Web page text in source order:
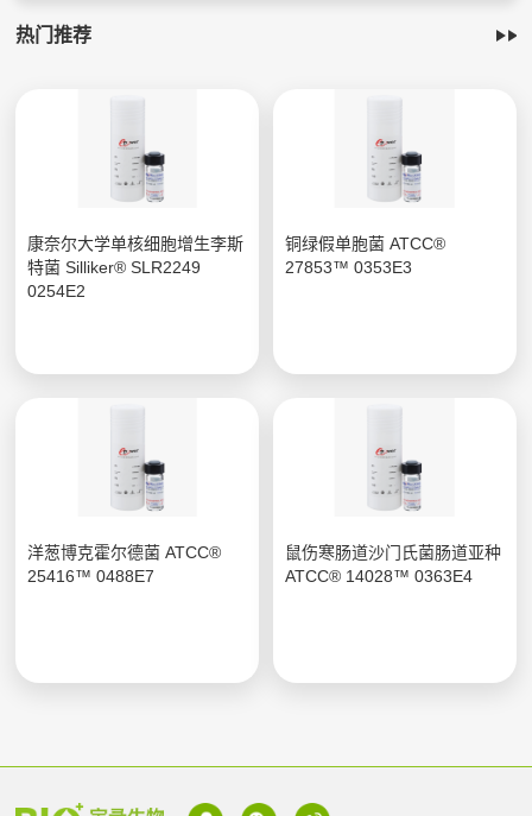
热门推荐
康奈尔大学单核细胞增生李斯
特菌 Silliker® SLR2249
0254E2
铜绿假单胞菌 ATCC®
27853™ 0353E3
洋葱博克霍尔德菌 ATCC®
25416™ 0488E7
鼠伤寒肠道沙门氏菌肠道亚种
ATCC® 14028™ 0363E4